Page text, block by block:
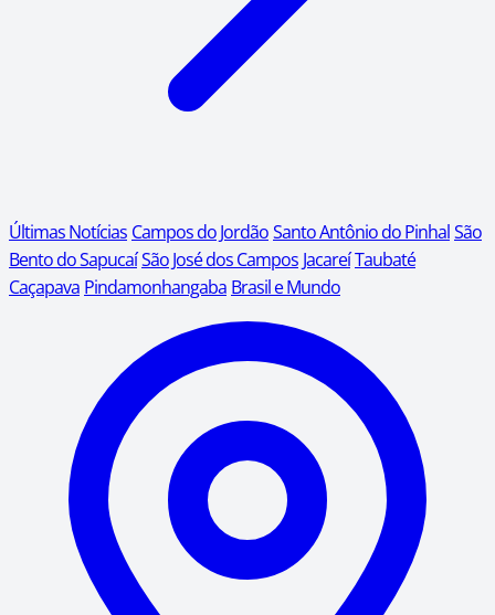
Últimas Notícias Campos do JordãoSanto Antônio do PinhalSão
Bento do SapucaíSão José dos Campos JacareíTaubaté
Caçapava Pindamonhangaba Brasil e Mundo